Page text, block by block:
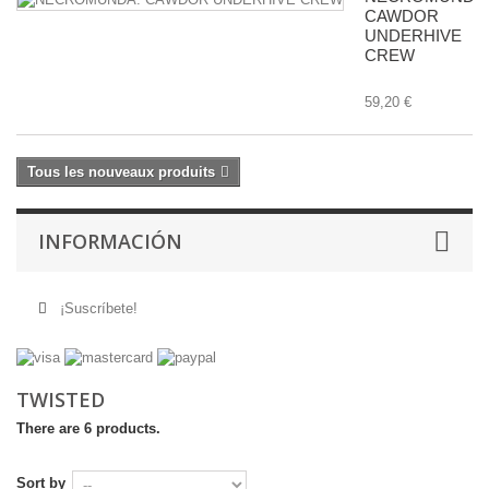
CAWDOR
UNDERHIVE
CREW
59,20 €
Tous les nouveaux produits
INFORMACIÓN
¡Suscríbete!
TWISTED
There are 6 products.
Sort by